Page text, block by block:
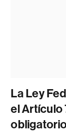
La Ley
el Artículo